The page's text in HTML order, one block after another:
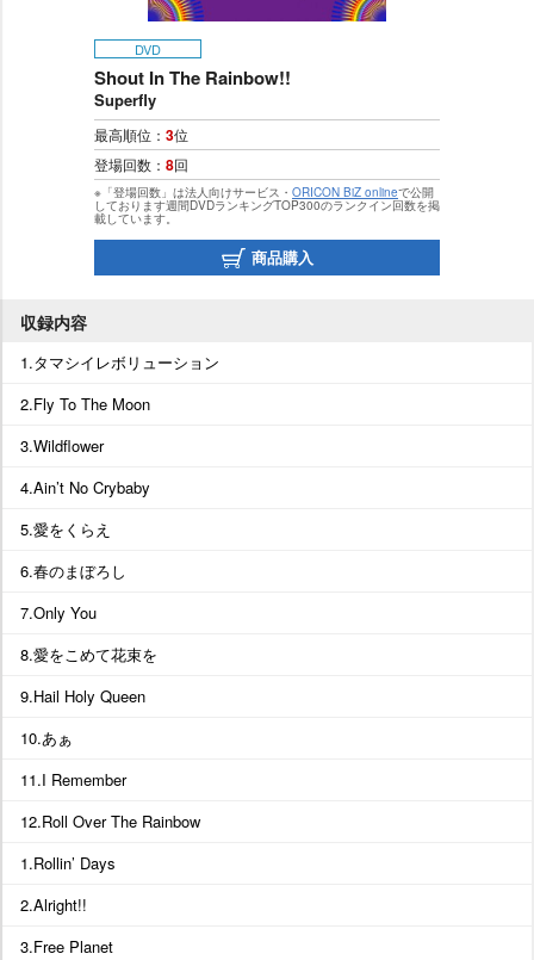
DVD
Shout In The Rainbow!!
Superfly
最高順位： 3位
登場回数： 8回
※「登場回数」は法人向けサービス・ ORICON BiZ onlineで公開
しております週間DVDランキングTOP300のランクイン回数を掲
載しています。
商品購入
収録内容
1.タマシイレボリューション
2.Fly To The Moon
3.Wildflower
4.Ain’t No Crybaby
5.愛をくらえ
6.春のまぼろし
7.Only You
8.愛をこめて花束を
9.Hail Holy Queen
10.あぁ
11.I Remember
12.Roll Over The Rainbow
1.Rollin’ Days
2.Alright!!
3.Free Planet